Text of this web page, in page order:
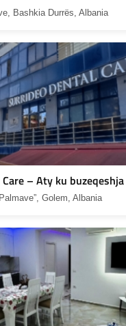
Bashkia Durrës, Albania
– Aty ku
Golem, Albania